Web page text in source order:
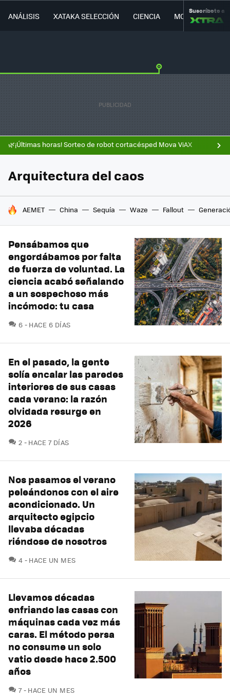
ANÁLISIS XATAKA SELECCIÓN CIENCIA MOVILIDAD
Suscríbete a
🌿¡Últimas horas! Sorteo de robot cortacésped Mova ViAX
Arquitectura del caos
HOY SE HABLA DE
AEMET China Sequía Waze Fallout
Pensábamos que
engordábamos por falta
de fuerza de voluntad. La
ciencia acabó señalando
a un sospechoso más
incómodo: tu casa
6 COMENTARIOS
HACE 6 DÍAS
En el pasado, la gente
solía encalar las paredes
interiores de sus casas
cada verano: la razón
olvidada resurge en
2026
2 COMENTARIOS
HACE 7 DÍAS
Nos pasamos el verano
peleándonos con el aire
acondicionado. Un
arquitecto egipcio
llevaba décadas
riéndose de nosotros
4 COMENTARIOS
HACE UN MES
Llevamos décadas
enfriando las casas con
máquinas cada vez más
caras. El método persa
no consume un solo
vatio desde hace 2.500
años
7COMENTARIOS
HACE UN MES